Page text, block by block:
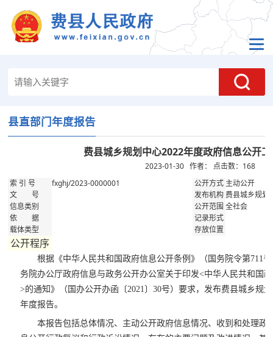
县直部门年度报告
费县城乡规划中心2022年度政府信息公开
2023-01-30 作者： 点击数： 168
索 引 号 fxghj/2023-0000001 公开方式 主动公开
文 号 发布机构 费县城乡规划
信息类别 公开范围全社会
依 据
记录形式
载体类型
存放位置
公开程序
根据《中华人民共和国政府信息公开条例》（国务院令第711
务院办公厅政府信息与政务公开办公室关于印发<中华人民共和国
>的通知》（国办公开办函〔2021〕30号）要求，发布费县城乡规
年度报告。
本报告包括总体情况、主动公开政府信息情况、收到和处理政